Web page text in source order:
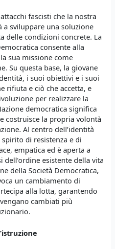
fascisti che la nostra
a sviluppare una soluzione
delle condizioni concrete. La
consente alla
sua missione come
Su questa base, la giovane
i suoi obiettivi e i suoi
rifiuta e ciò che accetta, e
per realizzare la
democratica significa
costruisce la propria volontà
Al centro dell’identità
spirito di resistenza e di
empatica ed è aperta a
dell’ordine esistente della vita
della Società Democratica,
un cambiamento di
alla lotta, garantendo
cambiati più